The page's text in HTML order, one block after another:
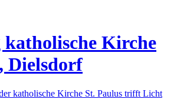
katholische Kirche
Dielsdorf
katholische Kirche St. Paulus trifft Licht